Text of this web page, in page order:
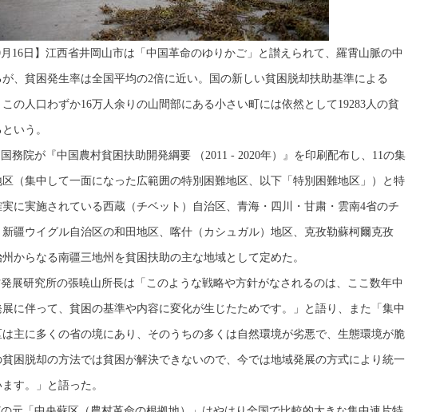
16日】江西省井岡山市は「中国革命のゆりかご」と讃えられて、羅霄山脈の中
、貧困発生率は全国平均の2倍に近い。国の新しい貧困脱却扶助基準による
この人口わずか16万人余りの山間部にある小さい町には依然として19283人の貧
いう。
務院が『中国農村貧困扶助開発綱要 （2011 - 2020年）』を印刷配布し、11の集
（集中して一面になった広範囲の特別困難地区、以下「特別困難地区」）と特
に実施されている西蔵（チベット）自治区、青海・四川・甘粛・雲南4省のチ
疆ウイグル自治区の和田地区、喀什（カシュガル）地区、克孜勒蘇柯爾克孜
州からなる南疆三地州を貧困扶助の主な地域として定めた。
展研究所の張暁山所長は「このような戦略や方針がなされるのは、ここ数年中
展に伴って、貧困の基準や内容に変化が生じたためです。」と語り、また「集中
主に多くの省の境にあり、そのうちの多くは自然環境が劣悪で、生態環境が脆
貧困脱却の方法では貧困が解決できないので、今では地域発展の方式により統一
す。」と語った。